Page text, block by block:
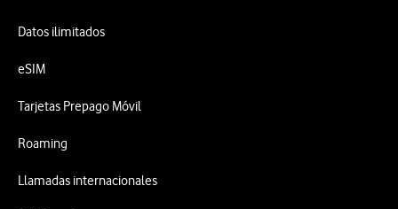
Datos ilimitados
eSIM
Tarjetas Prepago Móvil
Roaming
Llamadas internacionales